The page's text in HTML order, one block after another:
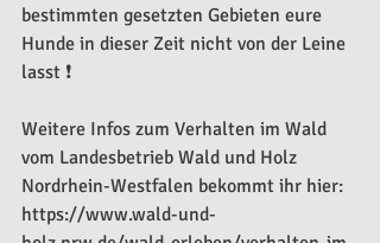
bestimmten gesetzten Gebieten eure
Hunde in dieser Zeit nicht von der Leine
lasst ❗️
Weitere Infos zum Verhalten im Wald
vom Landesbetrieb Wald und Holz
Nordrhein-Westfalen bekommt ihr hier:
https://www.wald-und-